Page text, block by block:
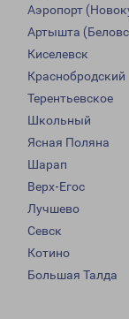
Аэропорт
Артышта
Киселевск
Краснобродский
Терентьевское
Школьный
Ясная Поляна
Шарап
Верх-Егос
Лучшево
Севск
Котино
Большая Талда